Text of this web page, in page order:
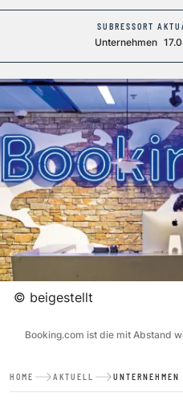
SUBRESSORT
Unternehmen
© beigestellt
Booking.com ist die mit Abstand
HOME AKTUELL UNTERNEHMEN